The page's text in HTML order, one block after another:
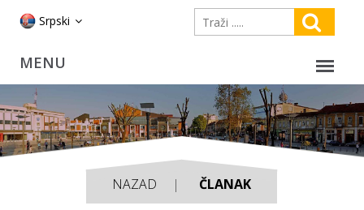
Srpski
NAZAD ČLANAK